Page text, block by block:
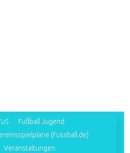
Fußball Jugend
(Fussball.de)
Veranstaltungen